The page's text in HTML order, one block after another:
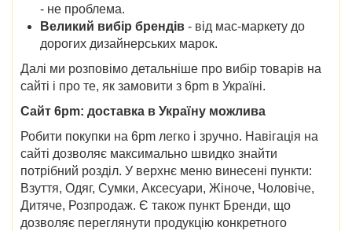
- не проблема.
Великий вибір брендів - від мас-маркету до
дорогих дизайнерських марок.
Далі ми розповімо детальніше про вибір товарів на
сайті і про те, як замовити з 6pm в Україні.
Сайт 6pm: доставка в Україну можлива
Робити покупки на 6pm легко і зручно. Навігація на
сайті дозволяє максимально швидко знайти
потрібний розділ. У верхнє меню винесені пункти:
Взуття, Одяг, Сумки, Аксесуари, Жіноче, Чоловіче,
Дитяче, Розпродаж. Є також пункт Бренди, що
дозволяє переглянути продукцію конкретного